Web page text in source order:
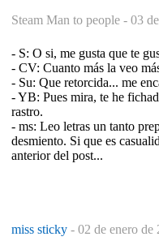
Steam Man to people - 03
- S: O si, me gusta que te
- CV: Cuanto más la veo
- Su: Que retorcida... me
- YB: Pues mira, te he
rastro.
- ms: Leo letras un tanto
desmiento. Si que es
anterior del post...
miss sticky - 02 de enero de